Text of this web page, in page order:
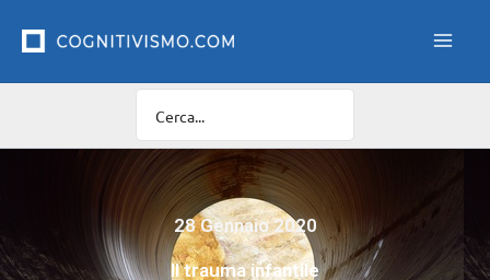
28 Gennaio 2020
Il trauma infantile